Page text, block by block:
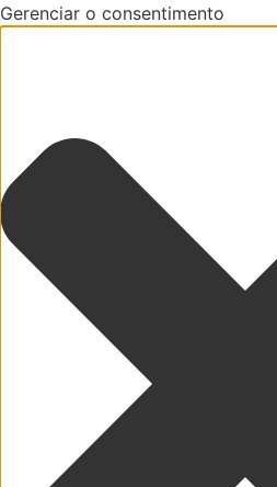
Gerenciar o consentimento